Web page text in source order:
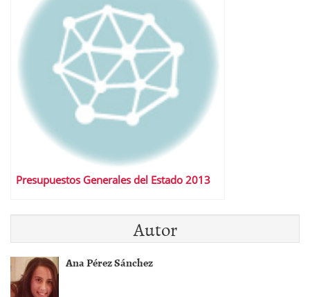
Presupuestos Generales del Estado 2013
Autor
Ana Pérez Sánchez